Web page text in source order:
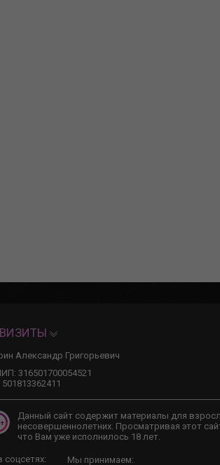
Александр Григорьевич
316501700054521
Данный сайт содержит материалы для
несовершеннолетних. Просматривая этот
что Вам уже исполнилось 18 лет.
Мы принимаем: